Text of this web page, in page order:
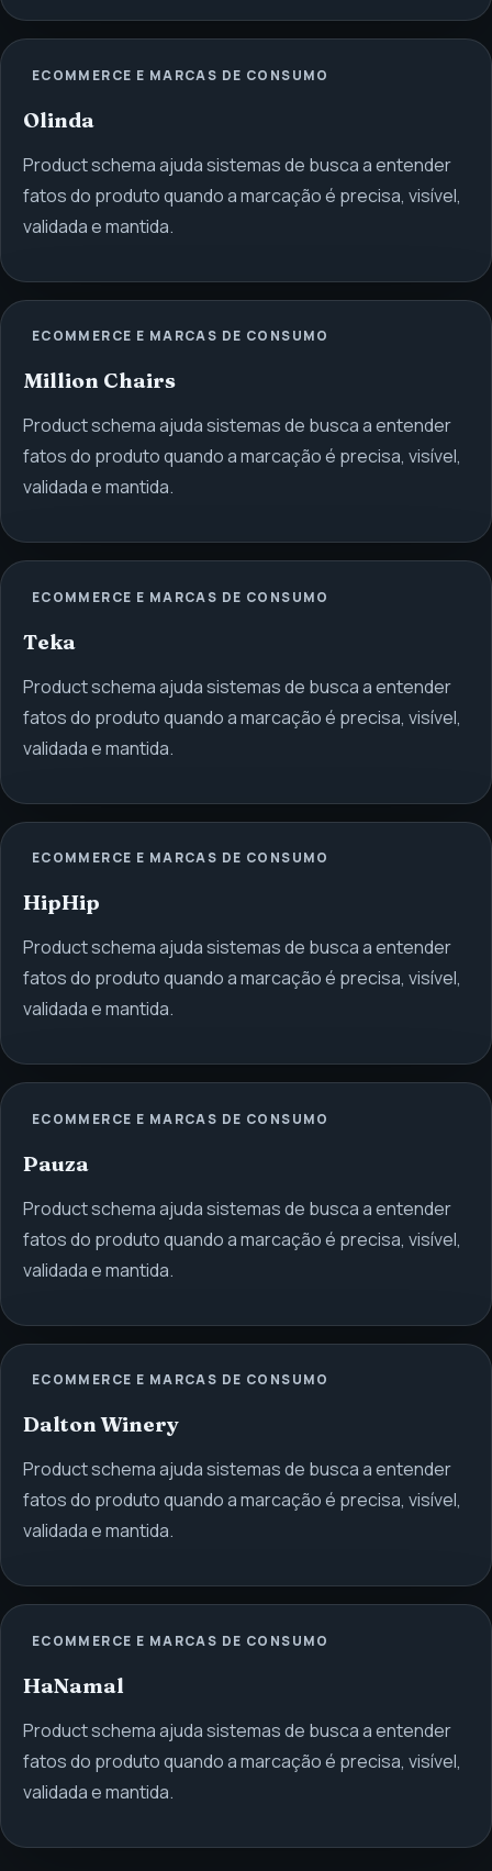
ECOMMERCE E MARCAS DE CONSUMO
Olinda
Product schema ajuda sistemas de busca a entender
fatos do produto quando a marcação é precisa, visível,
validada e mantida.
ECOMMERCE E MARCAS DE CONSUMO
Million Chairs
Product schema ajuda sistemas de busca a entender
fatos do produto quando a marcação é precisa, visível,
validada e mantida.
ECOMMERCE E MARCAS DE CONSUMO
Teka
Product schema ajuda sistemas de busca a entender
fatos do produto quando a marcação é precisa, visível,
validada e mantida.
ECOMMERCE E MARCAS DE CONSUMO
HipHip
Product schema ajuda sistemas de busca a entender
fatos do produto quando a marcação é precisa, visível,
validada e mantida.
ECOMMERCE E MARCAS DE CONSUMO
Pauza
Product schema ajuda sistemas de busca a entender
fatos do produto quando a marcação é precisa, visível,
validada e mantida.
ECOMMERCE E MARCAS DE CONSUMO
Dalton Winery
Product schema ajuda sistemas de busca a entender
fatos do produto quando a marcação é precisa, visível,
validada e mantida.
ECOMMERCE E MARCAS DE CONSUMO
HaNamal
Product schema ajuda sistemas de busca a entender
fatos do produto quando a marcação é precisa, visível,
validada e mantida.